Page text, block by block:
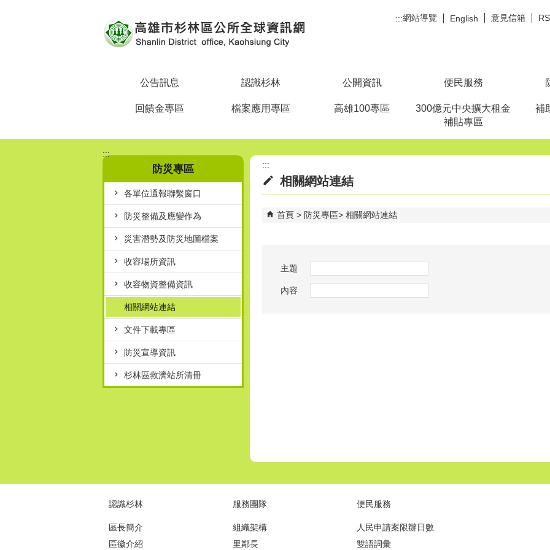
:::網站導覽 English 意見信箱
公告訊息 認識杉林 公開資訊 便民服務
回饋金專區 檔案應用專區 高雄100專區
300億元中央擴大租金
補貼專區
補
:::
防災專區
各單位通報聯繫窗口
防災整備及應變作為
災害潛勢及防災地圖檔案
收容場所資訊
收容物資整備資訊
相關網站連結
文件下載專區
防災宣導資訊
杉林區救濟站所清冊
:::
相關網站連結
首頁 防災專區 相關網站連結
主題
內容
認識杉林
區長簡介
區徽介紹
服務團隊
組織架構
里鄰長
便民服務
人民申請案限辦日數
雙語詞彙